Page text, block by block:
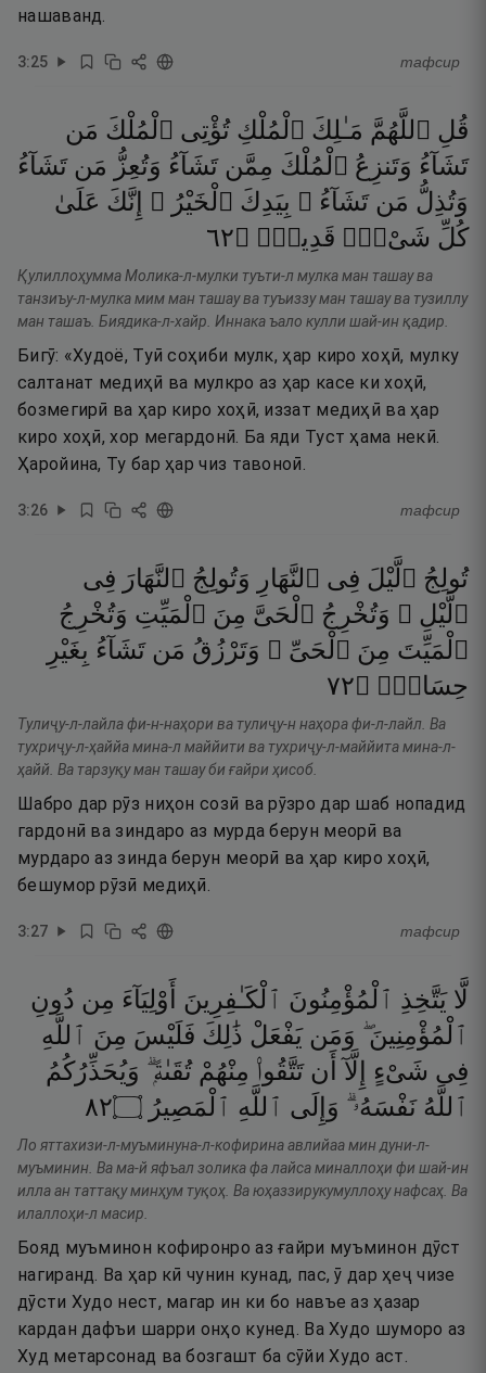
нашаванд.
3:25 тафсир
قُلِ ٱللَّهُمَّ مَـٰلِكَ ٱلْمُلْكِ تُؤْتِى ٱلْمُلْكَ مَن
تَشَآءُ وَتَنزِعُ ٱلْمُلْكَ مِمَّن تَشَآءُ وَتُعِزُّ مَن تَشَآءُ
وَتُذِلُّ مَن تَشَآءُ ۖ بِيَدِكَ ٱلْخَيْرُ ۖ إِنَّكَ عَلَىٰ
كُلِّ شَىْءٍۢ قَدِيرٌۭ ۝٢٦
Қулиллоҳумма Молика-л-мулки туъти-л мулка ман ташау ва
танзиъу-л-мулка мим ман ташау ва туъиззу ман ташау ва тузиллу
ман ташаъ. Биядика-л-хайр. Иннака ъало кулли шай-ин қадир.
Бигӯ: «Худоё, Туӣ соҳиби мулк, ҳар киро хоҳӣ, мулку
салтанат медиҳӣ ва мулкро аз ҳар касе ки хоҳӣ,
бозмегирӣ ва ҳар киро хоҳӣ, иззат медиҳӣ ва ҳар
киро хоҳӣ, хор мегардонӣ. Ба яди Туст ҳама некӣ.
Ҳаройина, Ту бар ҳар чиз тавоноӣ.
3:26 тафсир
تُولِجُ ٱلَّيْلَ فِى ٱلنَّهَارِ وَتُولِجُ ٱلنَّهَارَ فِى
ٱلَّيْلِ ۖ وَتُخْرِجُ ٱلْحَىَّ مِنَ ٱلْمَيِّتِ وَتُخْرِجُ
ٱلْمَيِّتَ مِنَ ٱلْحَىِّ ۖ وَتَرْزُقُ مَن تَشَآءُ بِغَيْرِ
حِسَابٍۢ ۝٢٧
Тулиҷу-л-лайла фи-н-наҳори ва тулиҷу-н наҳора фи-л-лайл. Ва
тухриҷу-л-ҳаййа мина-л маййити ва тухриҷу-л-маййита мина-л-
ҳайй. Ва тарзуқу ман ташау би ғайри ҳисоб.
Шабро дар рӯз ниҳон созӣ ва рӯзро дар шаб нопадид
гардонӣ ва зиндаро аз мурда берун меорӣ ва
мурдаро аз зинда берун меорӣ ва ҳар киро хоҳӣ,
бешумор рӯзӣ медиҳӣ.
3:27 тафсир
لَّا يَتَّخِذِ ٱلْمُؤْمِنُونَ ٱلْكَـٰفِرِينَ أَوْلِيَآءَ مِن دُونِ
ٱلْمُؤْمِنِينَ ۖ وَمَن يَفْعَلْ ذَٰلِكَ فَلَيْسَ مِنَ ٱللَّهِ
فِى شَىْءٍ إِلَّآ أَن تَتَّقُوا۟ مِنْهُمْ تُقَىٰةًۭ ۗ وَيُحَذِّرُكُمُ
ٱللَّهُ نَفْسَهُۥ ۗ وَإِلَى ٱللَّهِ ٱلْمَصِيرُ ۝٢٨
Ло яттахизи-л-муъминуна-л-кофирина авлийаа мин дуни-л-
муъминин. Ва ма-й яфъал золика фа лайса миналлоҳи фи шай-ин
илла ан таттақу минҳум туқоҳ. Ва юҳаззирукумуллоҳу нафсаҳ. Ва
илаллоҳи-л масир.
Бояд муъминон кофиронро аз ғайри муъминон дӯст
нагиранд. Ва ҳар кӣ чунин кунад, пас, ӯ дар ҳеҷ чизе
дӯсти Худо нест, магар ин ки бо навъе аз ҳазар
кардан дафъи шарри онҳо кунед. Ва Худо шуморо аз
Худ метарсонад ва бозгашт ба сӯйи Худо аст.